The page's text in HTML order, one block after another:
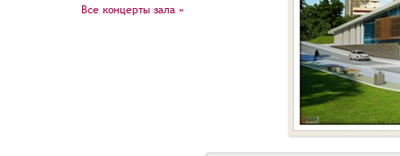
Все концерты зала »